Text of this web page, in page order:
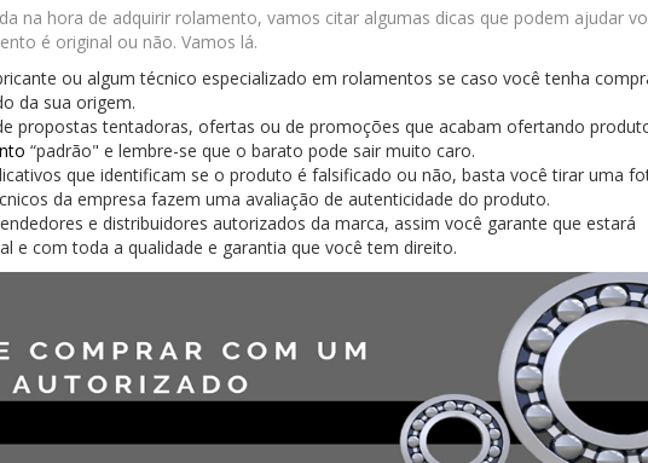
na hora de adquirir rolamento, vamos citar algumas dicas que podem ajudar
é original ou não. Vamos lá.
ou algum técnico especializado em rolamentos se caso você tenha
da sua origem.
propostas tentadoras, ofertas ou de promoções que acabam ofertando
“padrão" e lembre-se que o barato pode sair muito caro.
que identificam se o produto é falsificado ou não, basta você tirar uma
da empresa fazem uma avaliação de autenticidade do produto.
e distribuidores autorizados da marca, assim você garante que estará
e com toda a qualidade e garantia que você tem direito.